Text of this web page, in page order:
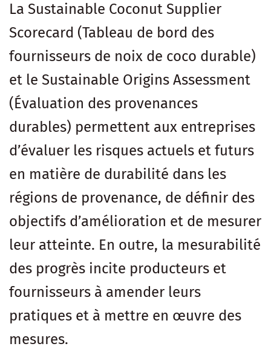
La Sustainable Coconut Supplier
Scorecard (Tableau de bord des
fournisseurs de noix de coco durable)
et le Sustainable Origins Assessment
(Évaluation des provenances
durables) permettent aux entreprises
d’évaluer les risques actuels et futurs
en matière de durabilité dans les
régions de provenance, de définir des
objectifs d’amélioration et de mesurer
leur atteinte. En outre, la mesurabilité
des progrès incite producteurs et
fournisseurs à amender leurs
pratiques et à mettre en œuvre des
mesures.